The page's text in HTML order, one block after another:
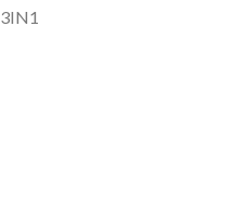
3IN1